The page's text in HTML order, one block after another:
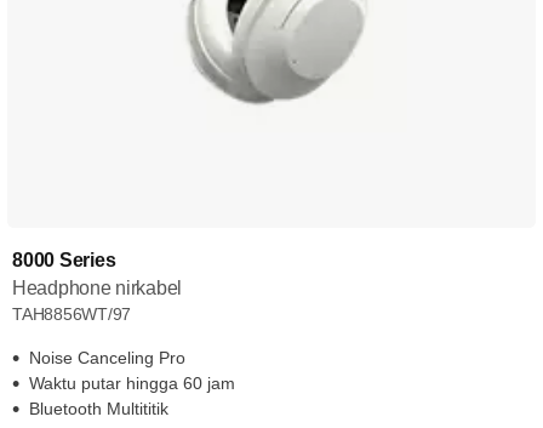
8000 Series
Headphone nirkabel
TAH8856WT/97
Noise Canceling Pro
Waktu putar hingga 60 jam
Bluetooth Multititik